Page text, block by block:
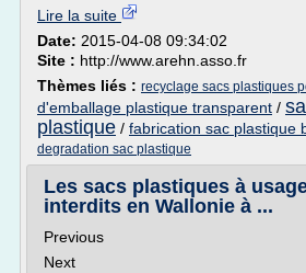
Lire la suite
Date: 2015-04-08 09:34:02
Site : http://www.arehn.asso.fr
Thèmes liés : recyclage sacs plastiques
d'emballage plastique transparent /
plastique / fabrication sac plastique
degradation sac plastique
Les sacs plastiques à
interdits en Wallonie à ...
Previous
Next